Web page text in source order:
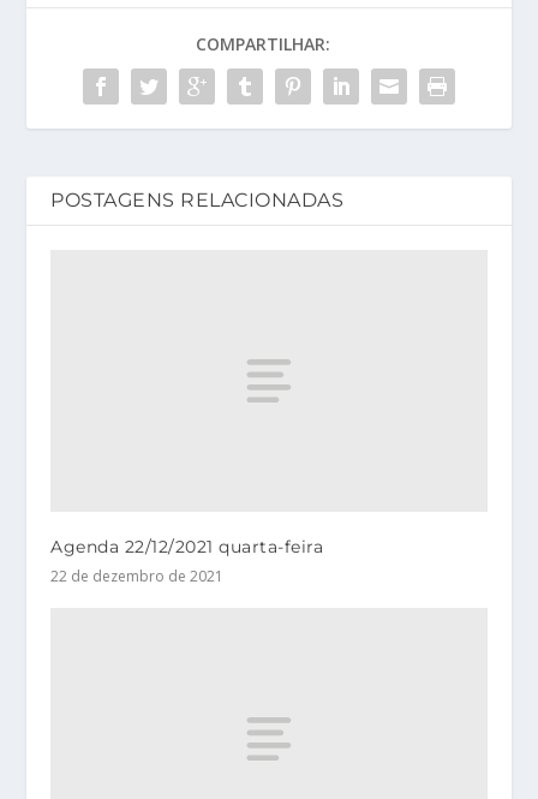
COMPARTILHAR:
POSTAGENS RELACIONADAS
Agenda 22/12/2021 quarta-feira
22 de dezembro de 2021